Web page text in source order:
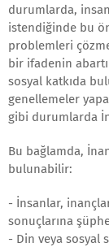
durumlarda,
istendiğinde bu
problemleri
bir ifadenin
sosyal katkıda
genellemeler
gibi durumlarda
Bu bağlamda,
bulunabilir:
- İnsanlar,
sonuçlarına
- Din veya sosyal